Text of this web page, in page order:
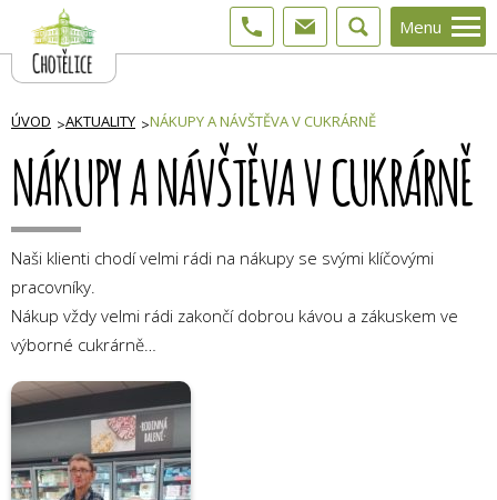
Menu
ÚVOD AKTUALITY NÁKUPY A NÁVŠTĚVA V CUKRÁRNĚ
NÁKUPY A NÁVŠTĚVA V CUKRÁRNĚ
Naši klienti chodí velmi rádi na nákupy se svými klíčovými
pracovníky.
Nákup vždy velmi rádi zakončí dobrou kávou a zákuskem ve
výborné cukrárně…